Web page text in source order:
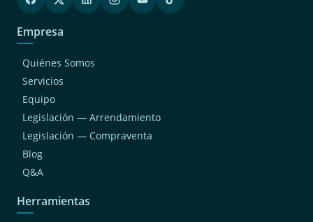
Empresa
Quiénes Somos
Servicios
Equipo
Legislación — Arrendamiento
Legislación — Compraventa
Blog
Q&A
Herramientas